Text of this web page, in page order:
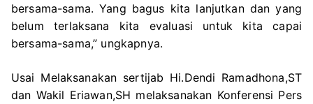
bersama-sama. Yang bagus kita lanjutkan dan yang
belum terlaksana kita evaluasi untuk kita capai
bersama-sama,” ungkapnya.
Usai Melaksanakan sertijab Hi.Dendi Ramadhona,ST
dan Wakil Eriawan,SH melaksanakan Konferensi Pers